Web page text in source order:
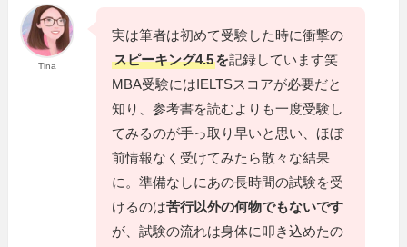
Tina
実は筆者は初めて受験した時に衝撃の
スピーキング4.5を記録しています笑
MBA受験にはIELTSスコアが必要だと
知り、参考書を読むよりも一度受験し
てみるのが手っ取り早いと思い、ほぼ
前情報なく受けてみたら散々な結果
に。準備なしにあの長時間の試験を受
けるのは苦行以外の何物でもないです
が、試験の流れは身体に叩き込めたの